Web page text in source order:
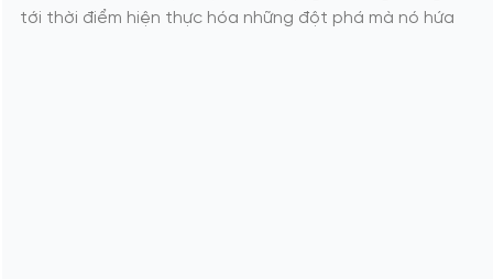
tới thời điểm hiện thực hóa những đột phá mà nó hứa